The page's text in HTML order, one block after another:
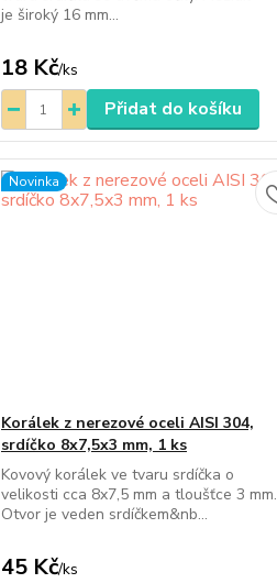
je široký 16 mm...
18 Kč/ks
Přidat do košíku
Novinka
Korálek z nerezové oceli AISI 304,
srdíčko 8x7,5x3 mm, 1 ks
Kovový korálek ve tvaru srdíčka o
velikosti cca 8x7,5 mm a tloušťce 3 mm.
Otvor je veden srdíčkem&nb...
45 Kč/ks